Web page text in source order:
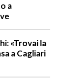
a
«Trovai la
a Cagliari